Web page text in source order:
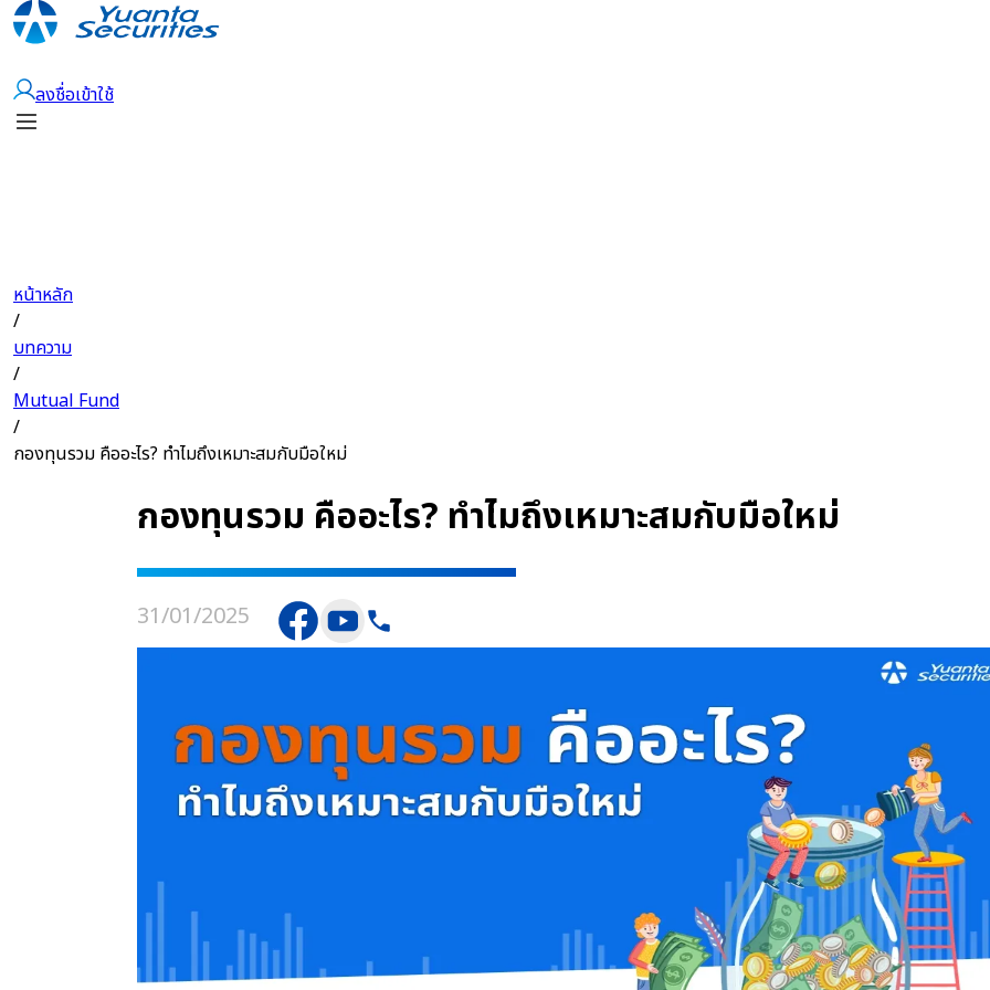
ลงชื่อเข้าใช้
หน้าหลัก
/
บทความ
/
Mutual Fund
/
กองทุนรวม คืออะไร? ทำไมถึงเหมาะสมกับมือใหม่
กองทุนรวม คืออะไร? ทำไมถึงเหมาะสมกับมือใหม่
31/01/2025